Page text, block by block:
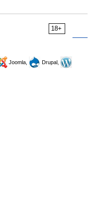
18+
Joomla,
Drupal,